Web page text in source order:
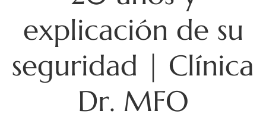
explicación de su
seguridad | Clínica
Dr. MFO